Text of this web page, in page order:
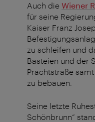
Auch die Wiener
für seine
Kaiser Franz
zu schleifen und
Basteien und der
Prachtstraße
zu bebauen.
Seine letzte
Schönbrunn“